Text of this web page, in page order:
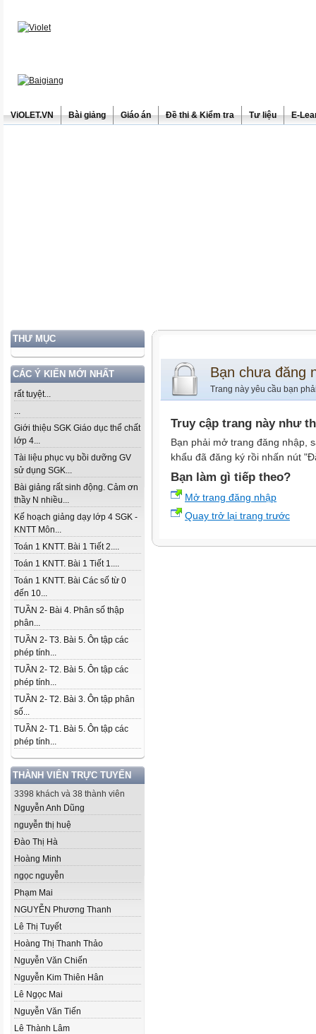
ViOLET.VN Bài giảng Giáo án Đề thi & Kiểm tra Tư liệu E-
THƯ MỤC
CÁC Ý KIẾN MỚI NHẤT
rất tuyệt...
...
Giới thiệu SGK Giáo dục thể chất
lớp 4...
Tài liệu phục vụ bồi dưỡng GV
sử dụng SGK...
Bài giảng rất sinh động. Cảm ơn
thầy N nhiều...
Kế hoạch giảng dạy lớp 4 SGK -
KNTT Môn...
Toán 1 KNTT. Bài 1 Tiết 2....
Toán 1 KNTT. Bài 1 Tiết 1....
Toán 1 KNTT. Bài Các số từ 0
đến 10...
TUẦN 2- Bài 4. Phân số thập
phân...
TUẦN 2- T3. Bài 5. Ôn tập các
phép tính...
TUẦN 2- T2. Bài 5. Ôn tập các
phép tính...
TUẦN 2- T2. Bài 3. Ôn tập phân
số...
TUẦN 2- T1. Bài 5. Ôn tập các
phép tính...
THÀNH VIÊN TRỰC TUYẾN
3398 khách và 38 thành viên
Nguyễn Anh Dũng
nguyễn thị huệ
Đào Thị Hà
Hoàng Minh
ngọc nguyễn
Phạm Mai
NGUYỄN Phương Thanh
Lê Thị Tuyết
Hoàng Thị Thanh Thảo
Nguyễn Văn Chiến
Nguyễn Kim Thiên Hân
Lê Ngọc Mai
Nguyễn Văn Tiến
Lê Thành Lâm
Bạn chưa đăng
Trang này yêu cầu bạn
Truy cập trang này như
Bạn phải mở trang đăng nhập,
khẩu đã đăng ký rồi nhấn nút
Bạn làm gì tiếp theo?
Mở trang đăng nhập
Quay trở lại trang trước